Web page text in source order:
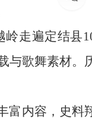
岭走遍定结县
与歌舞素材。
富内容，史料